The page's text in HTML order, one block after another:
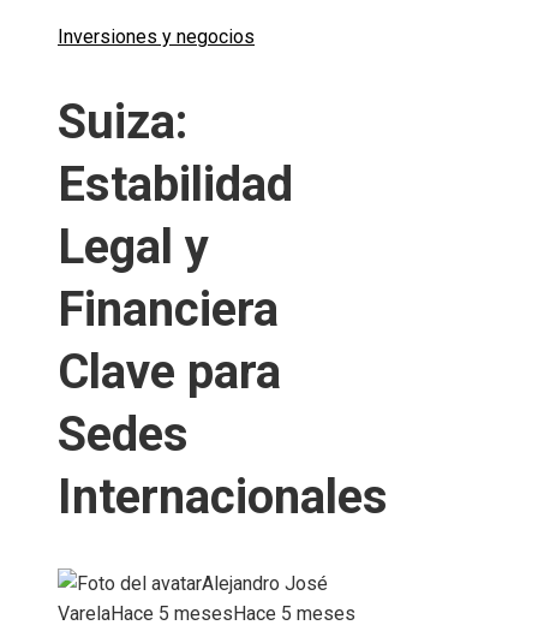
Inversiones y negocios
Suiza:
Estabilidad
Legal y
Financiera
Clave para
Sedes
Internacionales
Alejandro José
VarelaHace 5 meses Hace 5 meses